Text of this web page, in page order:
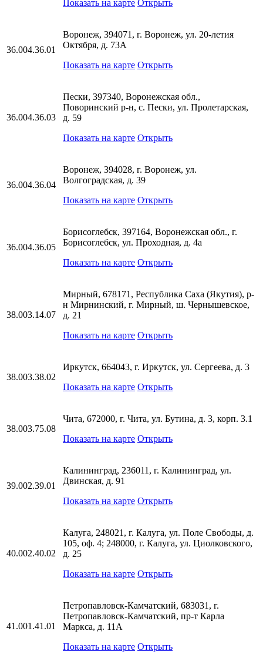
Показать на карте Открыть
36.004.36.01
Воронеж, 394071, г. Воронеж, ул. 20-летия
Октября, д. 73А
Показать на карте Открыть
36.004.36.03
Пески, 397340, Воронежская обл.,
Поворинский р-н, с. Пески, ул. Пролетарская,
д. 59
Показать на карте Открыть
36.004.36.04
Воронеж, 394028, г. Воронеж, ул.
Волгоградская, д. 39
Показать на карте Открыть
36.004.36.05
Борисоглебск, 397164, Воронежская обл., г.
Борисоглебск, ул. Проходная, д. 4а
Показать на карте Открыть
38.003.14.07
Мирный, 678171, Республика Саха (Якутия), р-
н Мирнинский, г. Мирный, ш. Чернышевское,
д. 21
Показать на карте Открыть
38.003.38.02
Иркутск, 664043, г. Иркутск, ул. Сергеева, д. 3
Показать на карте Открыть
38.003.75.08
Чита, 672000, г. Чита, ул. Бутина, д. 3, корп. 3.1
Показать на карте Открыть
39.002.39.01
Калининград, 236011, г. Калининград, ул.
Двинская, д. 91
Показать на карте Открыть
40.002.40.02
Калуга, 248021, г. Калуга, ул. Поле Свободы, д.
105, оф. 4; 248000, г. Калуга, ул. Циолковского,
д. 25
Показать на карте Открыть
41.001.41.01
Петропавловск-Камчатский, 683031, г.
Петропавловск-Камчатский, пр-т Карла
Маркса, д. 11А
Показать на карте Открыть